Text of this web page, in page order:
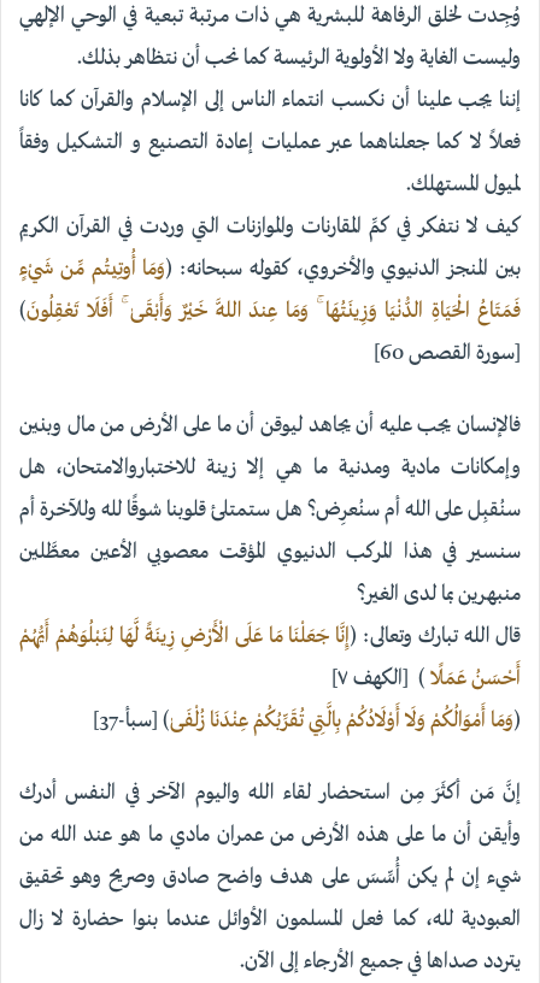
وُجِدت لخلق الرفاهة للبشرية هي ذات مرتبة تبعية في الوحي الإلهي
وليست الغاية ولا الأولوية الرئيسة كما نحب أن نتظاهر بذلك.
إننا يجب علينا أن نكسب انتماء الناس إلى الإسلام والقرآن كما كانا
فعلاً لا كما جعلناهما عبر عمليات إعادة التصنيع و التشكيل وفقاً
لميول المستهلك.
كيف لا نتفكر في كمِّ المقارنات والموازنات التي وردت في القرآن الكريم
بين المنجز الدنيوي والأخروي، كقوله سبحانه: (وَمَا أُوتِيتُم مِّن شَيْءٍ
فَمَتَاعُ الْحَيَاةِ الدُّنْيَا وَزِينَتُهَا ۚ وَمَا عِندَ اللَّهِ خَيْرٌ وَأَبْقَىٰ ۚ أَفَلَا تَعْقِلُونَ)
[سورة القصص 60]
فالإنسان يجب عليه أن يجاهد ليوقن أن ما على الأرض من مال وبنين
وإمكانات مادية ومدنية ما هي إلا زينة للاختباروالامتحان، هل
سنُقبِل على الله أم سنُعرِض؟ هل ستمتلئ قلوبنا شوقًا لله وللآخرة أم
سنسير في هذا المركب الدنيوي المؤقت معصوبي الأعين معطَّلين
منبهرين بما لدى الغير؟
قال الله تبارك وتعالى: (إِنَّا جَعَلْنَا مَا عَلَى الْأَرْضِ زِينَةً لَّهَا لِنَبْلُوَهُمْ أَيُّهُمْ
أَحْسَنُ عَمَلًا ) [الكهف ٧]
(وَمَا أَمْوَالُكُمْ وَلَا أَوْلَادُكُمْ بِالَّتِي تُقَرِّبُكُمْ عِنْدَنَا زُلْفَىٰ) [سبأ-37]
إنَّ مَن أكثَرَ مِن استحضار لقاء الله واليوم الآخر في النفس أدرك
وأيقن أن ما على هذه الأرض من عمران مادي ما هو عند الله من
شيء إن لم يكن أُسِّسَ على هدف واضح صادق وصريح وهو تحقيق
العبودية لله، كما فعل المسلمون الأوائل عندما بنوا حضارة لا زال
يتردد صداها في جميع الأرجاء إلى الآن.